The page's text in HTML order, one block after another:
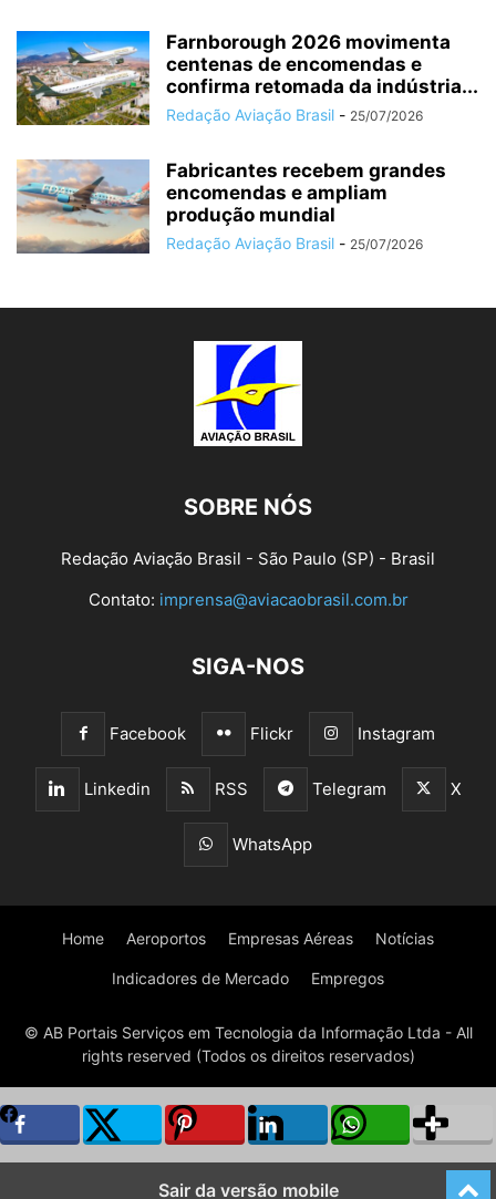
Farnborough 2026 movimenta
centenas de encomendas e
confirma retomada da indústria...
Redação Aviação Brasil - 25/07/2026
Fabricantes recebem grandes
encomendas e ampliam
produção mundial
Redação Aviação Brasil - 25/07/2026
SOBRE NÓS
Redação Aviação Brasil - São Paulo (SP) - Brasil
Contato: imprensa@aviacaobrasil.com.br
SIGA-NOS
Facebook Flickr Instagram
Linkedin RSS Telegram X
WhatsApp
Home Aeroportos Empresas Aéreas Notícias
Indicadores de Mercado Empregos
© AB Portais Serviços em Tecnologia da Informação Ltda - All
rights reserved (Todos os direitos reservados)
Sair da versão mobile